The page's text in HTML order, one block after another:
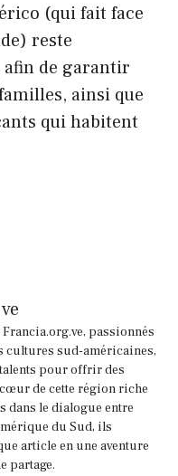
(qui fait face
reste
de garantir
ainsi que
qui habitent
passionnés
cultures sud-américaines,
pour offrir des
de cette région riche
dans le dialogue entre
du Sud, ils
article en une aventure
partage.